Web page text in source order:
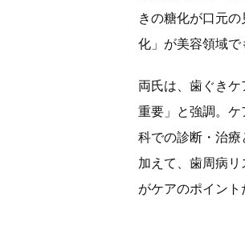
きの糖化が口元
化」が美容領域で
両氏は、歯ぐき
重要」と強調。
科での診断・治療
加えて、歯周病
がケアのポイント